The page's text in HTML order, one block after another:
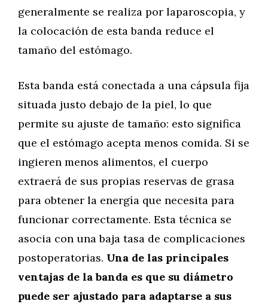
generalmente se realiza por laparoscopia, y
la colocación de esta banda reduce el
tamaño del estómago.
Esta banda está conectada a una cápsula fija
situada justo debajo de la piel, lo que
permite su ajuste de tamaño: esto significa
que el estómago acepta menos comida. Si se
ingieren menos alimentos, el cuerpo
extraerá de sus propias reservas de grasa
para obtener la energía que necesita para
funcionar correctamente. Esta técnica se
asocia con una baja tasa de complicaciones
postoperatorias. Una de las principales
ventajas de la banda es que su diámetro
puede ser ajustado para adaptarse a sus